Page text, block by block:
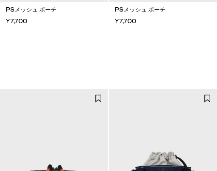
PSメッシュ ポーチ
¥7,700
PSメッシュ ポーチ
¥7,700